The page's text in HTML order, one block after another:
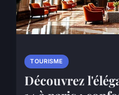
TOURISME
Découvrez